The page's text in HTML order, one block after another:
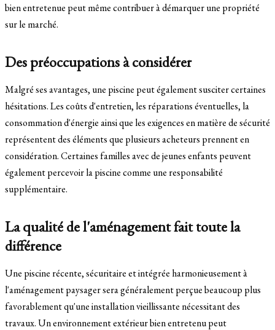
bien entretenue peut même contribuer à démarquer une propriété
sur le marché.
Des préoccupations à considérer
Malgré ses avantages, une piscine peut également susciter certaines
hésitations. Les coûts d'entretien, les réparations éventuelles, la
consommation d'énergie ainsi que les exigences en matière de sécurité
représentent des éléments que plusieurs acheteurs prennent en
considération. Certaines familles avec de jeunes enfants peuvent
également percevoir la piscine comme une responsabilité
supplémentaire.
La qualité de l'aménagement fait toute la
différence
Une piscine récente, sécuritaire et intégrée harmonieusement à
l'aménagement paysager sera généralement perçue beaucoup plus
favorablement qu'une installation vieillissante nécessitant des
travaux. Un environnement extérieur bien entretenu peut